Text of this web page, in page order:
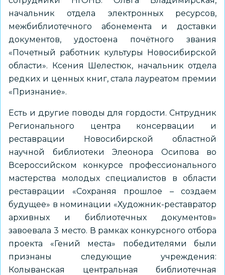
начальник отдела электронных ресурсов,
межбиблиотечного абонемента и доставки
документов, удостоена почётного звания
«Почетный работник культуры Новосибирской
области». Ксения Шелестюк, начальник отдела
редких и ценных книг, стала лауреатом премии
«Признание».
Есть и другие поводы для гордости. Снтрудник
Регионального центра консервации и
реставрации Новосибирской областной
научной библиотеки Элеонора Осипова во
Всероссийском конкурсе профессионального
мастерства молодых специалистов в области
реставрации «Сохраняя прошлое – создаем
будущее» в номинации «Художник-реставратор
архивных и библиотечных документов»
завоевала 3 место. В рамках конкурсного отбора
проекта «Гений места» победителями были
признаны следующие учреждения:
Колыванская центральная библиотечная